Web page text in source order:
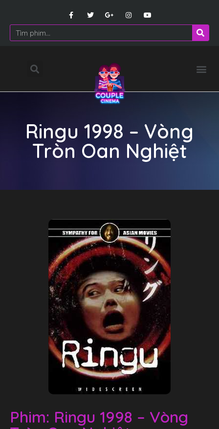
Ringu 1998 – Vòng
Tròn Oan Nghiệt
Phim: Ringu 1998 – Vòng